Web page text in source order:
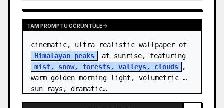
TAM PROMPTU GÖRÜNTÜLE
Himalayan peaks
mist, snow, forests, valleys, clouds
,
warm golden morning light, volumetric
sun rays, dramatic…